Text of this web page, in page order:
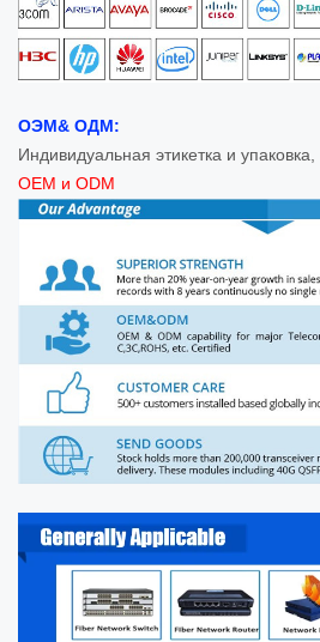
ОЭМ& ОДМ:
Индивидуальная этикетка и упаковка,
OEM и ODM